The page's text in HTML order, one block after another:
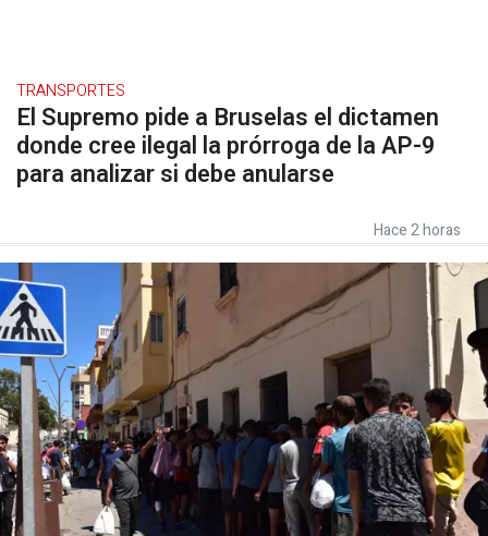
TRANSPORTES
El Supremo pide a Bruselas el dictamen
donde cree ilegal la prórroga de la AP-9
para analizar si debe anularse
Hace 2 horas